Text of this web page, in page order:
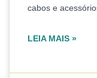
cabos e
LEIA MAIS »